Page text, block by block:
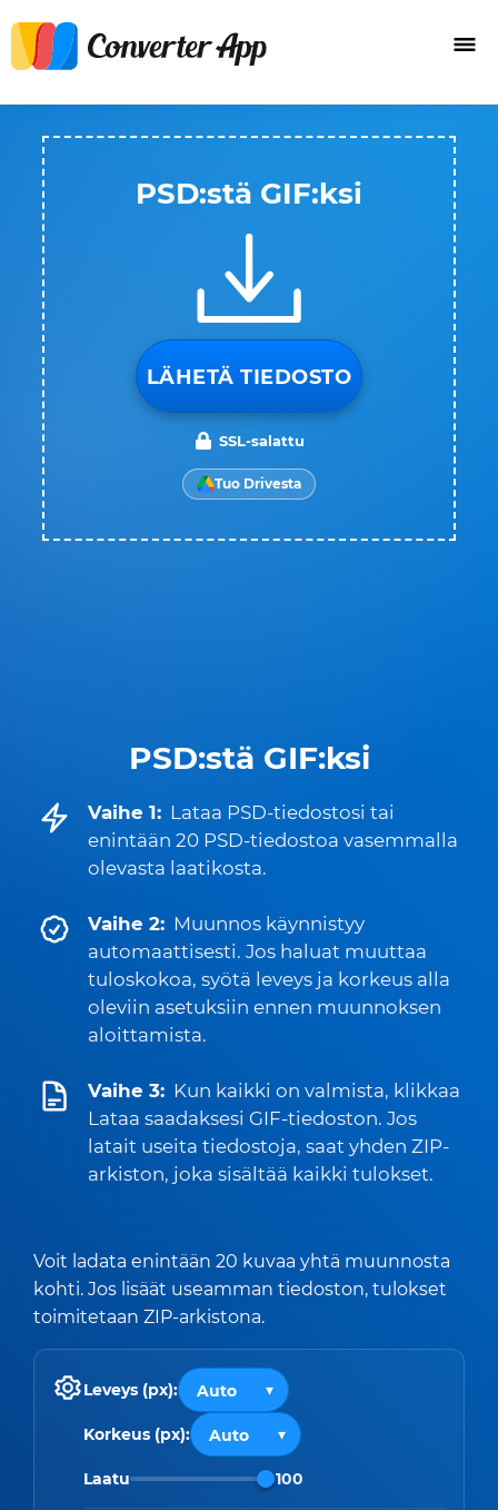
PSD:stä GIF:ksi
Vaihe 1: Lataa PSD-tiedostosi tai
enintään 20 PSD-tiedostoa vasemmalla
olevasta laatikosta.
Vaihe 2: Muunnos käynnistyy
automaattisesti. Jos haluat muuttaa
tuloskokoa, syötä leveys ja korkeus alla
oleviin asetuksiin ennen muunnoksen
aloittamista.
Vaihe 3: Kun kaikki on valmista, klikkaa
Lataa saadaksesi GIF-tiedoston. Jos
latait useita tiedostoja, saat yhden ZIP-
arkiston, joka sisältää kaikki tulokset.
Voit ladata enintään 20 kuvaa yhtä muunnosta
kohti. Jos lisäät useamman tiedoston, tulokset
toimitetaan ZIP-arkistona.
Leveys (px):
Korkeus (px):
Laatu 100
PSD:stä GIF:ksi
LÄHETÄ TIEDOSTO
SSL-salattu
Tuo Drivesta